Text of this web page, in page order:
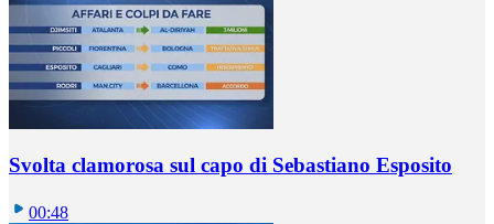
Svolta clamorosa sul capo di Sebastiano Esposito
00:48